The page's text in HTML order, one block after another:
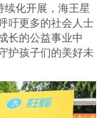
续化开展，海王星
吁更多的社会人士
长的公益事业中
护孩子们的美好未